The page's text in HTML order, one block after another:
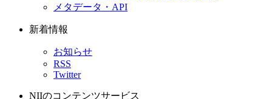
メタデータ・API
新着情報
お知らせ
RSS
Twitter
NIIのコンテンツサービス